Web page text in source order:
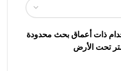
ذات أعماق بحث محدودة